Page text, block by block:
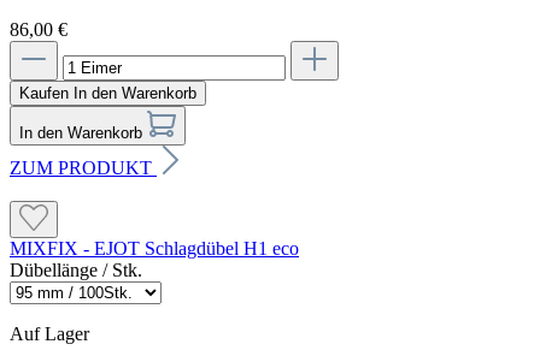
86,00 €
Kaufen In den Warenkorb
In den Warenkorb
ZUM PRODUKT
MIXFIX - EJOT Schlagdübel H1 eco
Dübellänge / Stk.
Auf Lager